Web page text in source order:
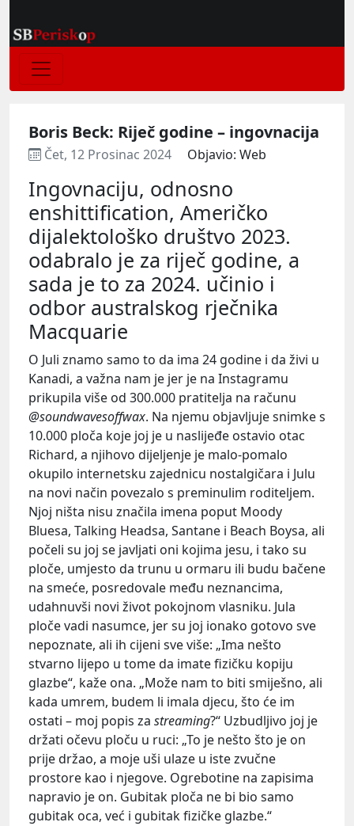
Boris Beck: Riječ godine – ingovnacija
Čet, 12 Prosinac 2024 Objavio: Web
Ingovnaciju, odnosno
enshittification, Američko
dijalektološko društvo 2023.
odabralo je za riječ godine, a
sada je to za 2024. učinio i
odbor australskog rječnika
Macquarie
O Juli znamo samo to da ima 24 godine i da živi u
Kanadi, a važna nam je jer je na Instagramu
prikupila više od 300.000 pratitelja na računu
@soundwavesoffwax. Na njemu objavljuje snimke s
10.000 ploča koje joj je u naslijeđe ostavio otac
Richard, a njihovo dijeljenje je malo-pomalo
okupilo internetsku zajednicu nostalgičara i Julu
na novi način povezalo s preminulim roditeljem.
Njoj ništa nisu značila imena poput Moody
Bluesa, Talking Headsa, Santane i Beach Boysa, ali
počeli su joj se javljati oni kojima jesu, i tako su
ploče, umjesto da trunu u ormaru ili budu bačene
na smeće, posredovale među neznancima,
udahnuvši novi život pokojnom vlasniku. Jula
ploče vadi nasumce, jer su joj ionako gotovo sve
nepoznate, ali ih cijeni sve više: „Ima nešto
stvarno lijepo u tome da imate fizičku kopiju
glazbe“, kaže ona. „Može nam to biti smiješno, ali
kada umrem, budem li imala djecu, što će im
ostati – moj popis za streaming?“ Uzbudljivo joj je
držati očevu ploču u ruci: „To je nešto što je on
prije držao, a moje uši ulaze u iste zvučne
prostore kao i njegove. Ogrebotine na zapisima
napravio je on. Gubitak ploča ne bi bio samo
gubitak oca, već i gubitak fizičke glazbe.“